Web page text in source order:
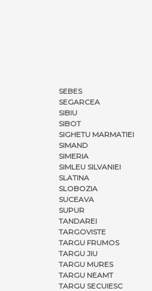
SEBES
SEGARCEA
SIBIU
SIBOT
SIGHETU MARMATIEI
SIMAND
SIMERIA
SIMLEU SILVANIEI
SLATINA
SLOBOZIA
SUCEAVA
SUPUR
TANDAREI
TARGOVISTE
TARGU FRUMOS
TARGU JIU
TARGU MURES
TARGU NEAMT
TARGU SECUIESC